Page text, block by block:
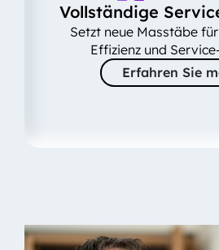
Vollständige
Setzt neue Masstäbe
Effizienz und
Erfahren Sie